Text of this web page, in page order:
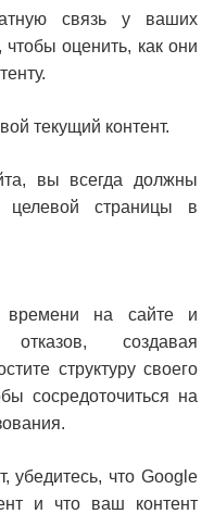
связь у ваших
оценить, как они
текущий контент.
вы всегда должны
целевой страницы в
времени на сайте и
создавая
структуру своего
сосредоточиться на
убедитесь, что Google
и что ваш контент